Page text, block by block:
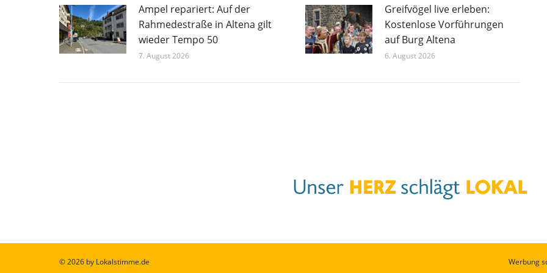
Ampel repariert: Auf der
Rahmedestraße in Altena gilt
wieder Tempo 50
7. August 2026
Greifvögel live erleben:
Kostenlose Vorführungen
auf Burg Altena
6. August 2026
© 2026 by Lokalstimme.de Werbung